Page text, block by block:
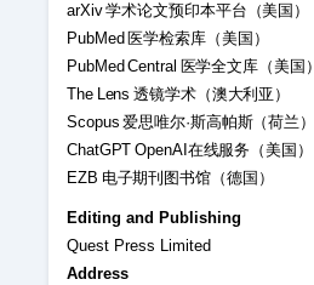
arXiv 学术论文预印本平台（美国）
PubMed 医学检索库（美国）
PubMed Central 医学全文库（美国）
The Lens 透镜学术（澳大利亚）
Scopus 爱思唯尔·斯高帕斯（荷兰）
ChatGPT OpenAI在线服务（美国）
EZB 电子期刊图书馆（德国）
Editing and Publishing
Quest Press Limited
Address